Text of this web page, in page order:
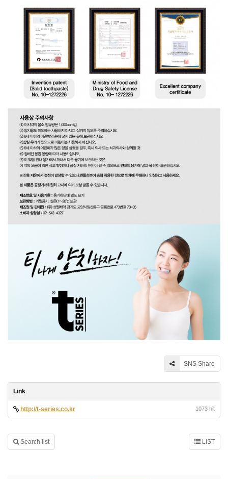
SNS Share
Link
http://t-series.co.kr 1073 hit
Search list LIST